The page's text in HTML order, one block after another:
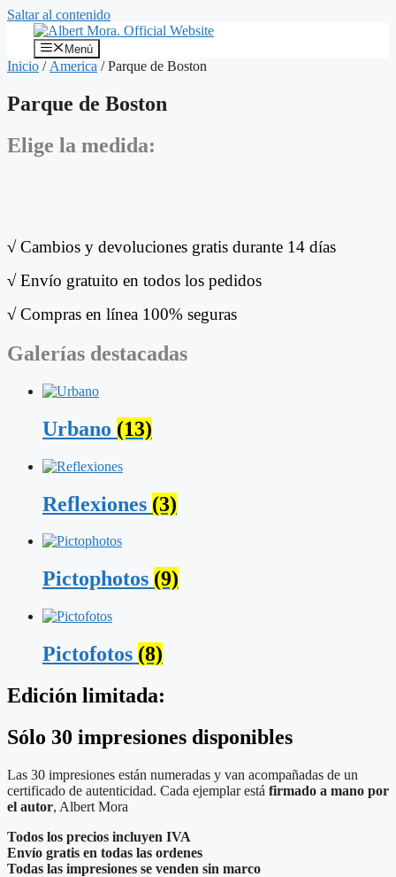
Saltar al contenido
Menú
Inicio / America / Parque de Boston
Parque de Boston
Elige la medida:
√ Cambios y devoluciones gratis durante 14 días
√ Envío gratuito en todos los pedidos
√ Compras en línea 100% seguras
Galerías destacadas
Urbano (13)
Reflexiones (3)
Pictophotos (9)
Pictofotos (8)
Edición limitada:
Sólo 30 impresiones disponibles
Las 30 impresiones están numeradas y van acompañadas de un
certificado de autenticidad. Cada ejemplar está firmado a mano por
el autor, Albert Mora
Todos los precios incluyen IVA
Envío gratis en todas las ordenes
Todas las impresiones se venden sin marco